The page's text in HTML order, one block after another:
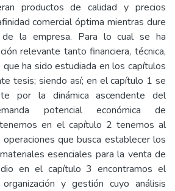
productos de calidad y precios
comercial óptima mientras dure
de la empresa. Para lo cual se ha
relevante tanto financiera, técnica,
ha sido estudiada en los capítulos
tesis; siendo así; en el capítulo 1 se
por la dinámica ascendente del
potencial económica de
en el capítulo 2 tenemos al
que busca establecer los
esenciales para la venta de
en el capítulo 3 encontramos el
y gestión cuyo análisis